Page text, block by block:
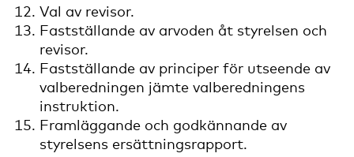
Val av revisor.
Fastställande av arvoden åt styrelsen och
revisor.
Fastställande av principer för utseende av
valberedningen jämte valberedningens
instruktion.
Framläggande och godkännande av
styrelsens ersättningsrapport.